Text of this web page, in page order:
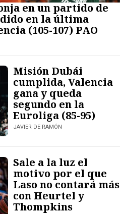
en un partido de
en la última
(105-107) PAO
Misión Dubái
cumplida, Valencia
gana y queda
segundo en la
Euroliga (85-95)
JAVIER DE RAMÓN
Sale a la luz el
motivo por el que
Laso no contará más
con Heurtel y
Thompkins